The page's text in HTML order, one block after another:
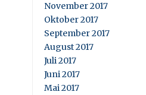
November 2017
Oktober 2017
September 2017
August 2017
Juli 2017
Juni 2017
Mai 2017